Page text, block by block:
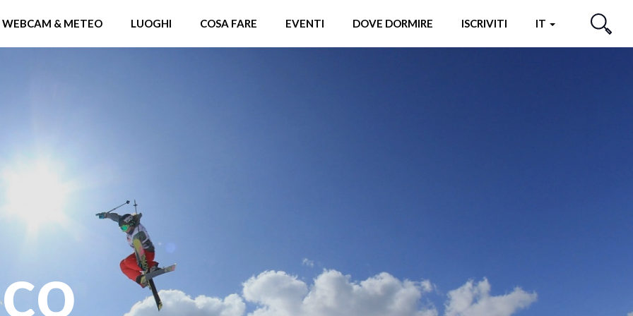
WEBCAM & METEO LUOGHI COSA FARE EVENTI DOVE DORMIRE ISCRIVITI IT
CERCA